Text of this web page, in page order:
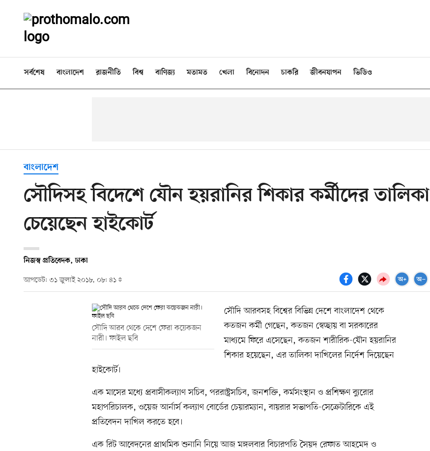
সর্বশেষ বাংলাদেশ রাজনীতি বিশ্ব বাণিজ্য মতামত খেলা বিনোদন চাকরি জীবনযাপন ভিডিও
বাংলাদেশ
সৌদিসহ বিদেশে যৌন হয়রানির শিকার কর্মীদের তালিকা
চেয়েছেন হাইকোর্ট
নিজস্ব প্রতিবেদক, ঢাকা
আপডেট: ৩১ জুলাই ২০১৮, ০৮: ৪১
সৌদি আরব থেকে দেশে ফেরা কয়েকজন
নারী। ফাইল ছবি
সৌদি আরবসহ বিশ্বের বিভিন্ন দেশে বাংলাদেশ থেকে
কতজন কর্মী গেছেন, কতজন স্বেচ্ছায় বা সরকারের
মাধ্যমে ফিরে এসেছেন, কতজন শারীরিক-যৌন হয়রানির
শিকার হয়েছেন, এর তালিকা দাখিলের নির্দেশ দিয়েছেন
হাইকোর্ট।
এক মাসের মধ্যে প্রবাসীকল্যাণ সচিব, পররাষ্ট্রসচিব, জনশক্তি, কর্মসংস্থান ও প্রশিক্ষণ ব্যুরোর
মহাপরিচালক, ওয়েজ আর্নার্স কল্যাণ বোর্ডের চেয়ারম্যান, বায়রার সভাপতি-সেক্রেটারিকে এই
প্রতিবেদন দাখিল করতে হবে।
এক রিট আবেদনের প্রাথমিক শুনানি নিয়ে আজ মঙ্গলবার বিচারপতি সৈয়দ রেফাত আহমেদ ও